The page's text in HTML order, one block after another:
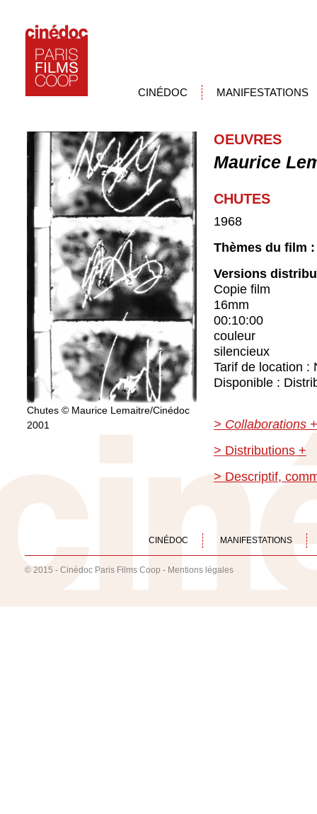
CINÉDOC MANIFESTATIONS
Chutes © Maurice Lemaitre/Cinédoc
2001
OEUVRES
Maurice
CHUTES
1968
Thèmes du film
Versions
Copie film
16mm
00:10:00
couleur
silencieux
Tarif de location :
Disponible :
> Collaborations +
> Distributions +
> Descriptif,
CINÉDOC MANIFESTATIONS
© 2015 - Cinédoc Paris Films Coop - Mentions légales